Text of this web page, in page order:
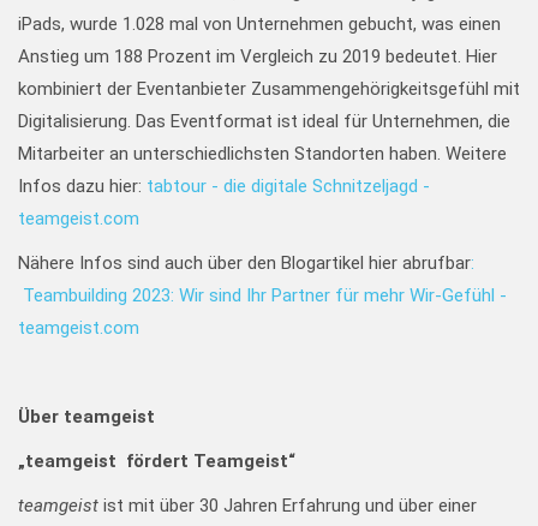
iPads, wurde 1.028 mal von Unternehmen gebucht, was einen
Anstieg um 188 Prozent im Vergleich zu 2019 bedeutet. Hier
kombiniert der Eventanbieter Zusammengehörigkeitsgefühl mit
Digitalisierung. Das Eventformat ist ideal für Unternehmen, die
Mitarbeiter an unterschiedlichsten Standorten haben. Weitere
Infos dazu hier: tabtour - die digitale Schnitzeljagd -
teamgeist.com
Nähere Infos sind auch über den Blogartikel hier abrufbar:
Teambuilding 2023: Wir sind Ihr Partner für mehr Wir-Gefühl -
teamgeist.com
Über teamgeist
„teamgeist fördert Teamgeist“
teamgeist ist mit über 30 Jahren Erfahrung und über einer